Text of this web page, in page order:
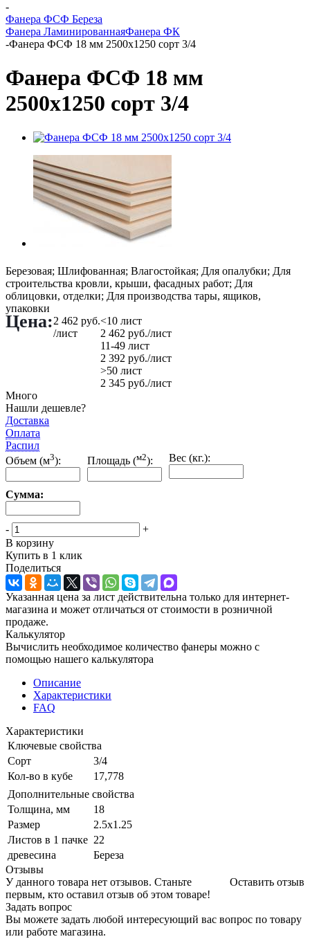
-
Фанера ФСФ Береза
Фанера ЛаминированнаяФанера ФК
-Фанера ФСФ 18 мм 2500х1250 сорт 3/4
Фанера ФСФ 18 мм
2500х1250 сорт 3/4
Березовая; Шлифованная; Влагостойкая; Для опалубки; Для
строительства кровли, крыши, фасадных работ; Для
облицовки, отделки; Для производства тары, ящиков,
упаковки
Цена:2 462 руб.
/лист
<10 лист
2 462 руб./лист
11-49 лист
2 392 руб./лист
>50 лист
2 345 руб./лист
Много
Нашли дешевле?
Доставка
Оплата
Распил
Объем (м3): Площадь (м2): Вес (кг.):
Сумма:
-
+
В корзину
Купить в 1 клик
Поделиться
Указанная цена за лист действительна только для интернет-
магазина и может отличаться от стоимости в розничной
продаже.
Калькулятор
Вычислить необходимое количество фанеры можно с
помощью нашего калькулятора
Описание
Характеристики
FAQ
Характеристики
Ключевые свойства
Сорт
3/4
Кол-во в кубе
17,778
Дополнительные свойства
Толщина, мм
18
Размер
2.5х1.25
Листов в 1 пачке 22
древесина
Береза
Отзывы
Оставить отзыв
У данного товара нет отзывов. Станьте
первым, кто оставил отзыв об этом товаре!
Задать вопрос
Вы можете задать любой интересующий вас вопрос по товару
или работе магазина.